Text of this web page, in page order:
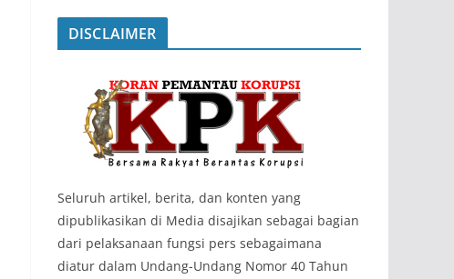
DISCLAIMER
‎Seluruh artikel, berita, dan konten yang
dipublikasikan di Media disajikan sebagai bagian
dari pelaksanaan fungsi pers sebagaimana
diatur dalam Undang-Undang Nomor 40 Tahun